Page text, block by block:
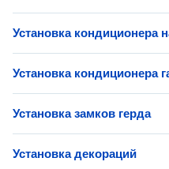
Установка кондиционера
Установка кондиционера
Установка замков герда
Установка декораций